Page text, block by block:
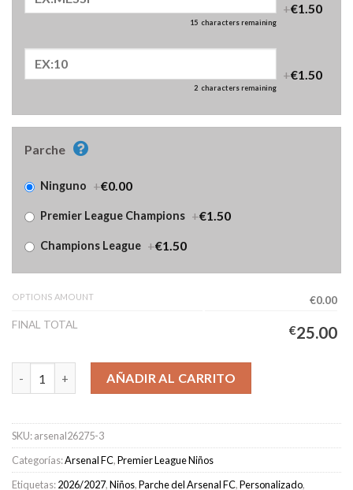
15 characters remaining
+€1.50
2 characters remaining
+€1.50
Parche
Ninguno +€0.00
Premier League Champions +€1.50
Champions League +€1.50
OPTIONS AMOUNT
€0.00
FINAL TOTAL
€25.00
Camiseta Arsenal Portero Primera Equipación Niños 2026/2027
AÑADIR AL CARRITO
SKU:arsenal26275-3
Categorías:Arsenal FC,Premier League Niños
Etiquetas:2026/2027,Niños,Parche del Arsenal FC,Personalizado,